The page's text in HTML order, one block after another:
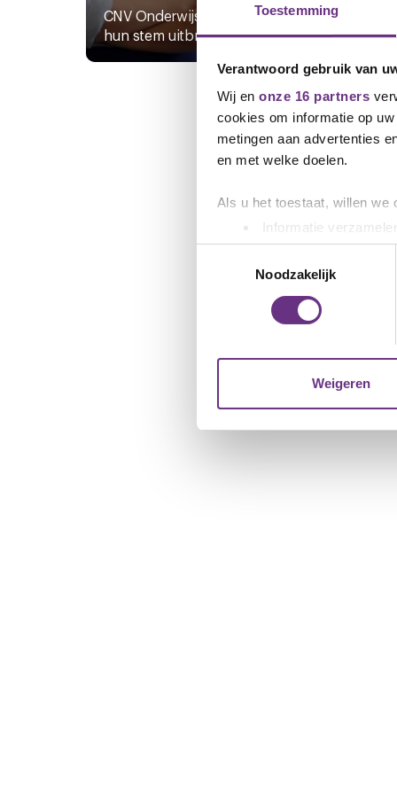
Toestemming
Verantwoord gebruik van
Wij en onze 16 partners
cookies om informatie op
metingen aan advertenties
en met welke doelen.
Als u het toestaat, willen we
Informatie
Uw apparaat
Lees meer over hoe uw
toestemming op elk
websiteverkeer te
media, adverteren en
Noodzakelijk
Weigeren
CNV Onderwijs-leden konden
hun stem uitbrengen over het...
Dus